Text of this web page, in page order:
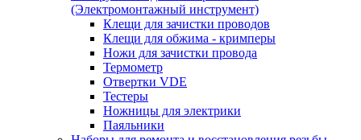
(Электромонтажный инструмент)
Клещи для зачистки проводов
Клещи для обжима - кримперы
Ножи для зачистки провода
Термометр
Отвертки VDE
Тестеры
Ножницы для электрики
Паяльники